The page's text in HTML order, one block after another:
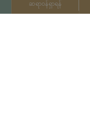
ဆရာဝန်ရှာရန်